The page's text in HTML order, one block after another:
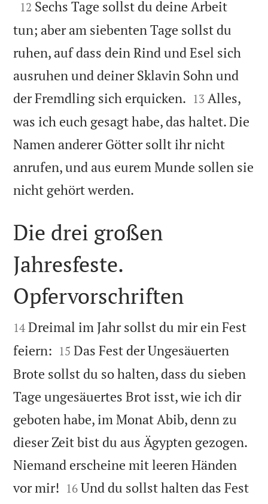

12 Sechs Tage sollst du deine Arbeit
tun; aber am siebenten Tage sollst du
ruhen, auf dass dein Rind und Esel sich
ausruhen und deiner Sklavin Sohn und
der Fremdling sich erquicken. 

13 Alles,
was ich euch gesagt habe, das haltet. Die
Namen anderer Götter sollt ihr nicht
anrufen, und aus eurem Munde sollen sie
nicht gehört werden.

Die drei großen
Jahresfeste.
Opfervorschriften

14 Dreimal im Jahr sollst du mir ein Fest
feiern: 

15 Das Fest der Ungesäuerten
Brote sollst du so halten, dass du sieben
Tage ungesäuertes Brot isst, wie ich dir
geboten habe, im Monat Abib, denn zu
dieser Zeit bist du aus Ägypten gezogen.
Niemand erscheine mit leeren Händen
vor mir! 

16 Und du sollst halten das Fest